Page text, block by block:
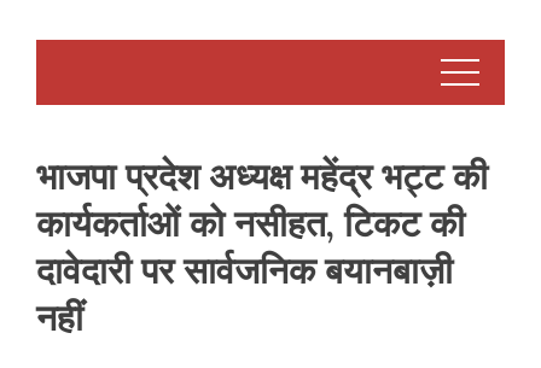
भाजपा प्रदेश अध्यक्ष महेंद्र भट्ट की
कार्यकर्ताओं को नसीहत, टिकट की
दावेदारी पर सार्वजनिक बयानबाज़ी
नहीं